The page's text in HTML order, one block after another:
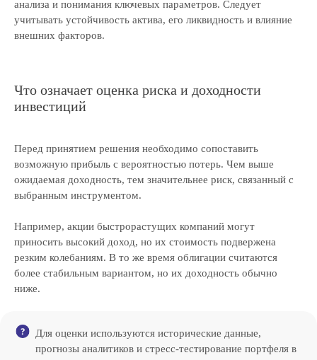
анализа и понимания ключевых параметров. Следует
учитывать устойчивость актива, его ликвидность и влияние
внешних факторов.
Что означает оценка риска и доходности
инвестиций
Перед принятием решения необходимо сопоставить
возможную прибыль с вероятностью потерь. Чем выше
ожидаемая доходность, тем значительнее риск, связанный с
выбранным инструментом.
Например, акции быстрорастущих компаний могут
приносить высокий доход, но их стоимость подвержена
резким колебаниям. В то же время облигации считаются
более стабильным вариантом, но их доходность обычно
ниже.
Для оценки используются исторические данные,
прогнозы аналитиков и стресс-тестирование портфеля в